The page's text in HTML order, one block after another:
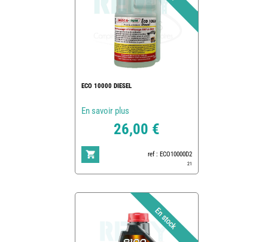
ECO 10000 DIESEL
En savoir plus
26,00 €
ref : ECO10000D2
21